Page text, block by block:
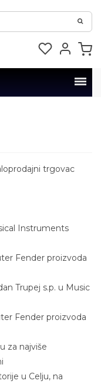
trgovac
Instruments
Fender proizvoda
Trupej s.p. u Music
Fender proizvoda
za najviše
u Celju, na